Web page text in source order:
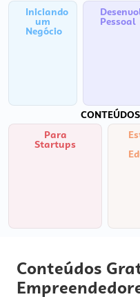
Iniciando
um
Negócio
Pessoal
Para
Startups
Conteúdos